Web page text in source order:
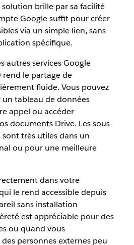
solution brille par sa facilité
Google suffit pour créer
via un simple lien, sans
spécifique.
autres services Google
rend le partage de
fluide. Vous pouvez
tableau de données
appel ou accéder
documents Drive. Les sous-
très utiles dans un
ou pour une meilleure
dans votre
le rend accessible depuis
sans installation
est appréciable pour des
ou quand vous
personnes externes peu